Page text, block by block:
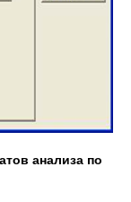
анализа по